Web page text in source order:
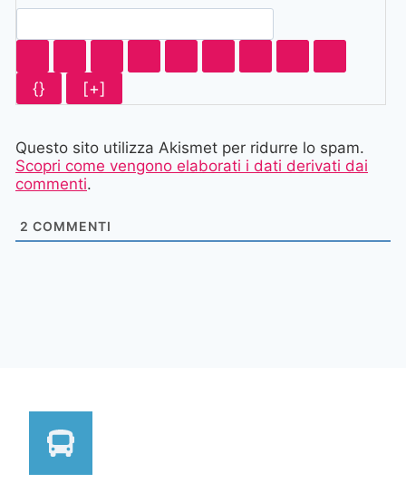
{} [+]
Questo sito utilizza Akismet per ridurre lo spam.
Scopri come vengono elaborati i dati derivati dai
commenti.
2 COMMENTI